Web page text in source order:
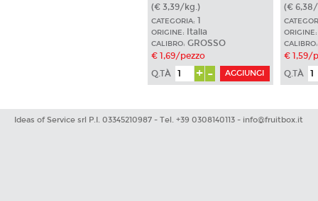
(€ 3,39/kg.)
CATEGORIA: 1
ORIGINE: Italia
CALIBRO: GROSSO
€ 1,69/pezzo
Q.TÀ
+ -
(€
ORIGINE:
CALIBRO:
€ 1,59/
Q.TÀ
Ideas of Service srl P.I. 03345210987 - Tel. +39 0308140113 - info@fruitbox.it